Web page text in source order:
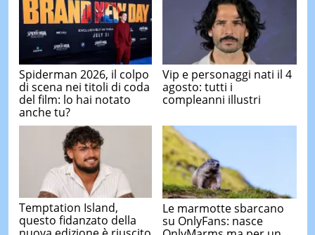
Spiderman 2026, il colpo
di scena nei titoli di coda
del film: lo hai notato
anche tu?
Vip e personaggi nati il 4
agosto: tutti i
compleanni illustri
Temptation Island,
questo fidanzato della
Le marmotte sbarcano
su OnlyFans: nasce